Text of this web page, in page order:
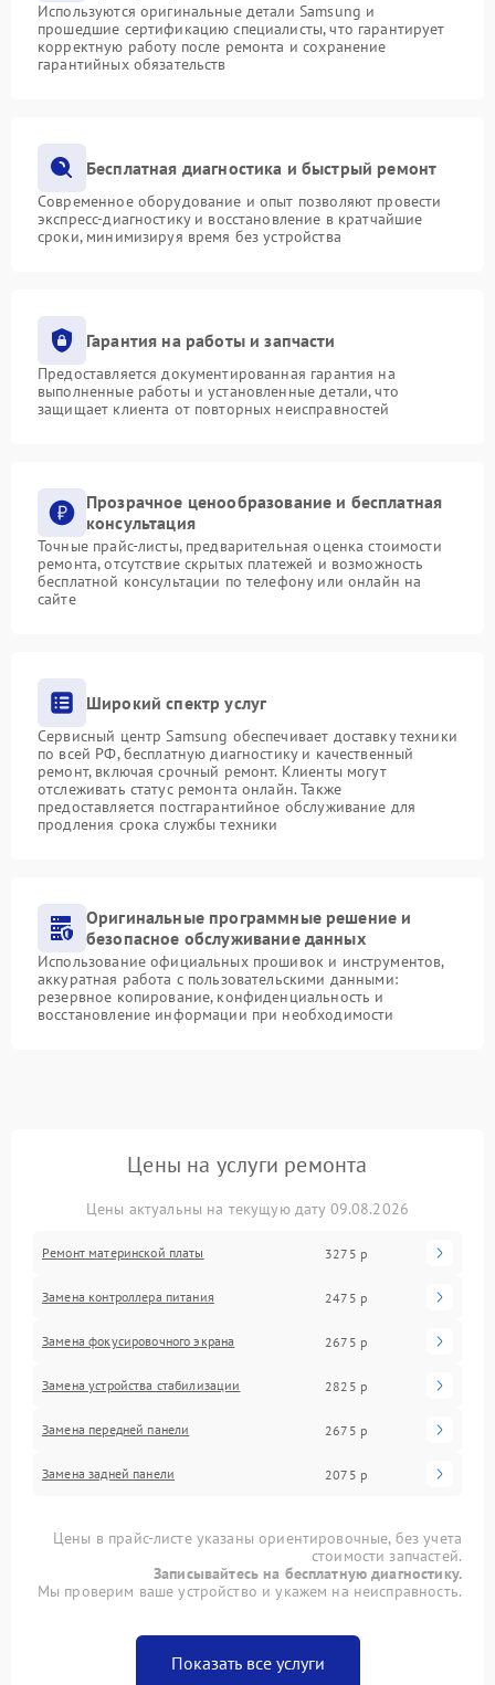
Используются оригинальные детали Samsung и
прошедшие сертификацию специалисты, что гарантирует
корректную работу после ремонта и сохранение
гарантийных обязательств
Бесплатная диагностика и быстрый ремонт
Современное оборудование и опыт позволяют провести
экспресс-диагностику и восстановление в кратчайшие
сроки, минимизируя время без устройства
Гарантия на работы и запчасти
Предоставляется документированная гарантия на
выполненные работы и установленные детали, что
защищает клиента от повторных неисправностей
Прозрачное ценообразование и бесплатная
консультация
Точные прайс-листы, предварительная оценка стоимости
ремонта, отсутствие скрытых платежей и возможность
бесплатной консультации по телефону или онлайн на
сайте
Широкий спектр услуг
Сервисный центр Samsung обеспечивает доставку техники
по всей РФ, бесплатную диагностику и качественный
ремонт, включая срочный ремонт. Клиенты могут
отслеживать статус ремонта онлайн. Также
предоставляется постгарантийное обслуживание для
продления срока службы техники
Оригинальные программные решение и
безопасное обслуживание данных
Использование официальных прошивок и инструментов,
аккуратная работа с пользовательскими данными:
резервное копирование, конфиденциальность и
восстановление информации при необходимости
Цены на услуги ремонта
Цены актуальны на текущую дату 09.08.2026
Ремонт материнской платы 3275 р
Замена контроллера питания 2475 р
Замена фокусировочного экрана 2675 р
Замена устройства стабилизации 2825 р
Замена передней панели 2675 р
Замена задней панели 2075 р
Цены в прайс-листе указаны ориентировочные, без учета
стоимости запчастей.
Записывайтесь на бесплатную диагностику.
Мы проверим ваше устройство и укажем на неисправность.
Показать все услуги